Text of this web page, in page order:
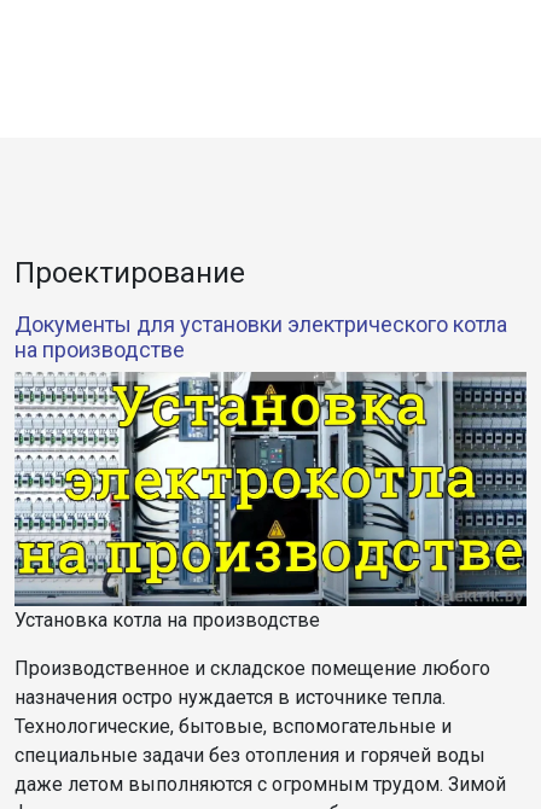
Проектирование
Документы для установки электрического котла
на производстве
Установка котла на производстве
Производственное и складское помещение любого
назначения остро нуждается в источнике тепла.
Технологические, бытовые, вспомогательные и
специальные задачи без отопления и горячей воды
даже летом выполняются с огромным трудом. Зимой